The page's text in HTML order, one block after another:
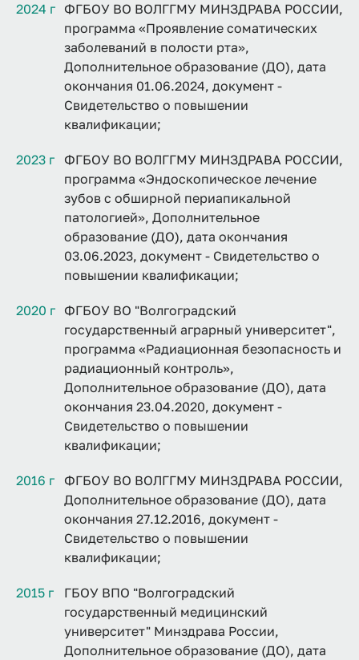
2024 г ФГБОУ ВО ВОЛГГМУ МИНЗДРАВА РОССИИ,
программа «Проявление соматических
заболеваний в полости рта»,
Дополнительное образование (ДО), дата
окончания 01.06.2024, документ -
Свидетельство о повышении
квалификации;
2023 г
ФГБОУ ВО ВОЛГГМУ МИНЗДРАВА РОССИИ,
программа «Эндоскопическое лечение
зубов с обширной периапикальной
патологией», Дополнительное
образование (ДО), дата окончания
03.06.2023, документ - Свидетельство о
повышении квалификации;
2020 г ФГБОУ ВО "Волгоградский
государственный аграрный университет",
программа «Радиационная безопасность и
радиационный контроль»,
Дополнительное образование (ДО), дата
окончания 23.04.2020, документ -
Свидетельство о повышении
квалификации;
2016 г
ФГБОУ ВО ВОЛГГМУ МИНЗДРАВА РОССИИ,
Дополнительное образование (ДО), дата
окончания 27.12.2016, документ -
Свидетельство о повышении
квалификации;
2015 г
ГБОУ ВПО "Волгоградский
государственный медицинский
университет" Минздрава России,
Дополнительное образование (ДО), дата